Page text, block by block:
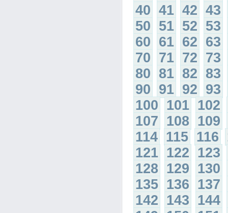
40 41 42 43
50 51 52 53
60 61 62 63
70 71 72 73
80 81 82 83
90 91 92 93
100 101 102
107 108 109
114 115 116
121 122 123
128 129 130
135 136 137
142 143 144